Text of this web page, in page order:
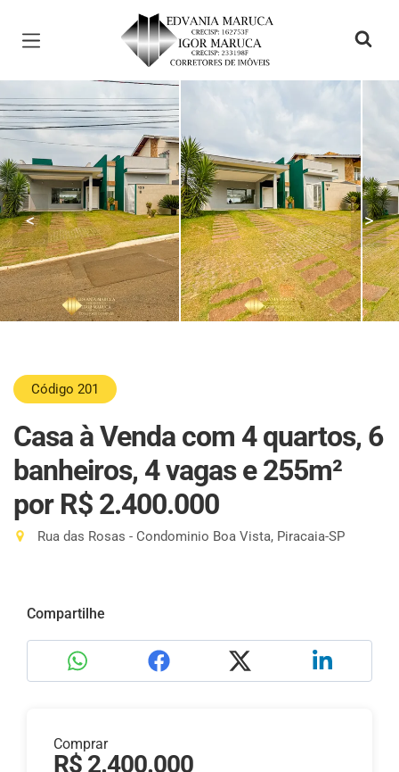
Página inicial
< >
Código 201
Casa à Venda com 4 quartos, 6
banheiros, 4 vagas e 255m²
por R$ 2.400.000
Rua das Rosas - Condominio Boa Vista, Piracaia-SP
Compartilhe
Comprar
R$ 2.400.000